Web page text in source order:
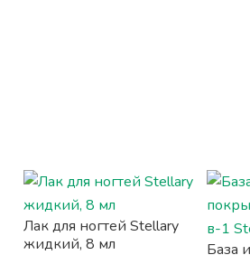
Лак для ногтей Stellary
жидкий, 8 мл
База